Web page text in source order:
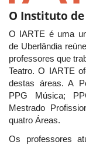
O Instituto
O IARTE é uma
de Uberlândia
professores que
Teatro. O IARTE
destas áreas. A
PPG Música;
Mestrado
quatro Áreas.
Os professores